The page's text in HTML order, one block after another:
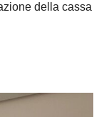
della cassa